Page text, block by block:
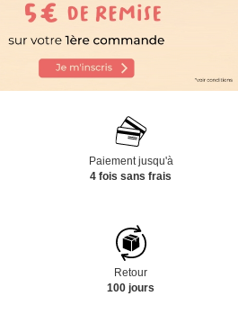
Paiement jusqu'à
4 fois sans frais
Retour
100 jours